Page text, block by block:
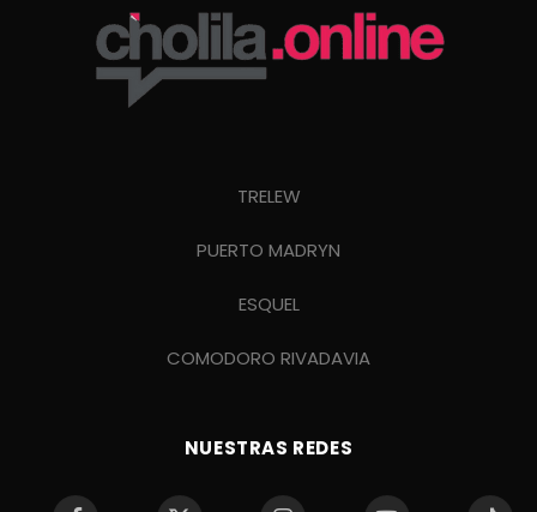
TRELEW
PUERTO MADRYN
ESQUEL
COMODORO RIVADAVIA
NUESTRAS REDES